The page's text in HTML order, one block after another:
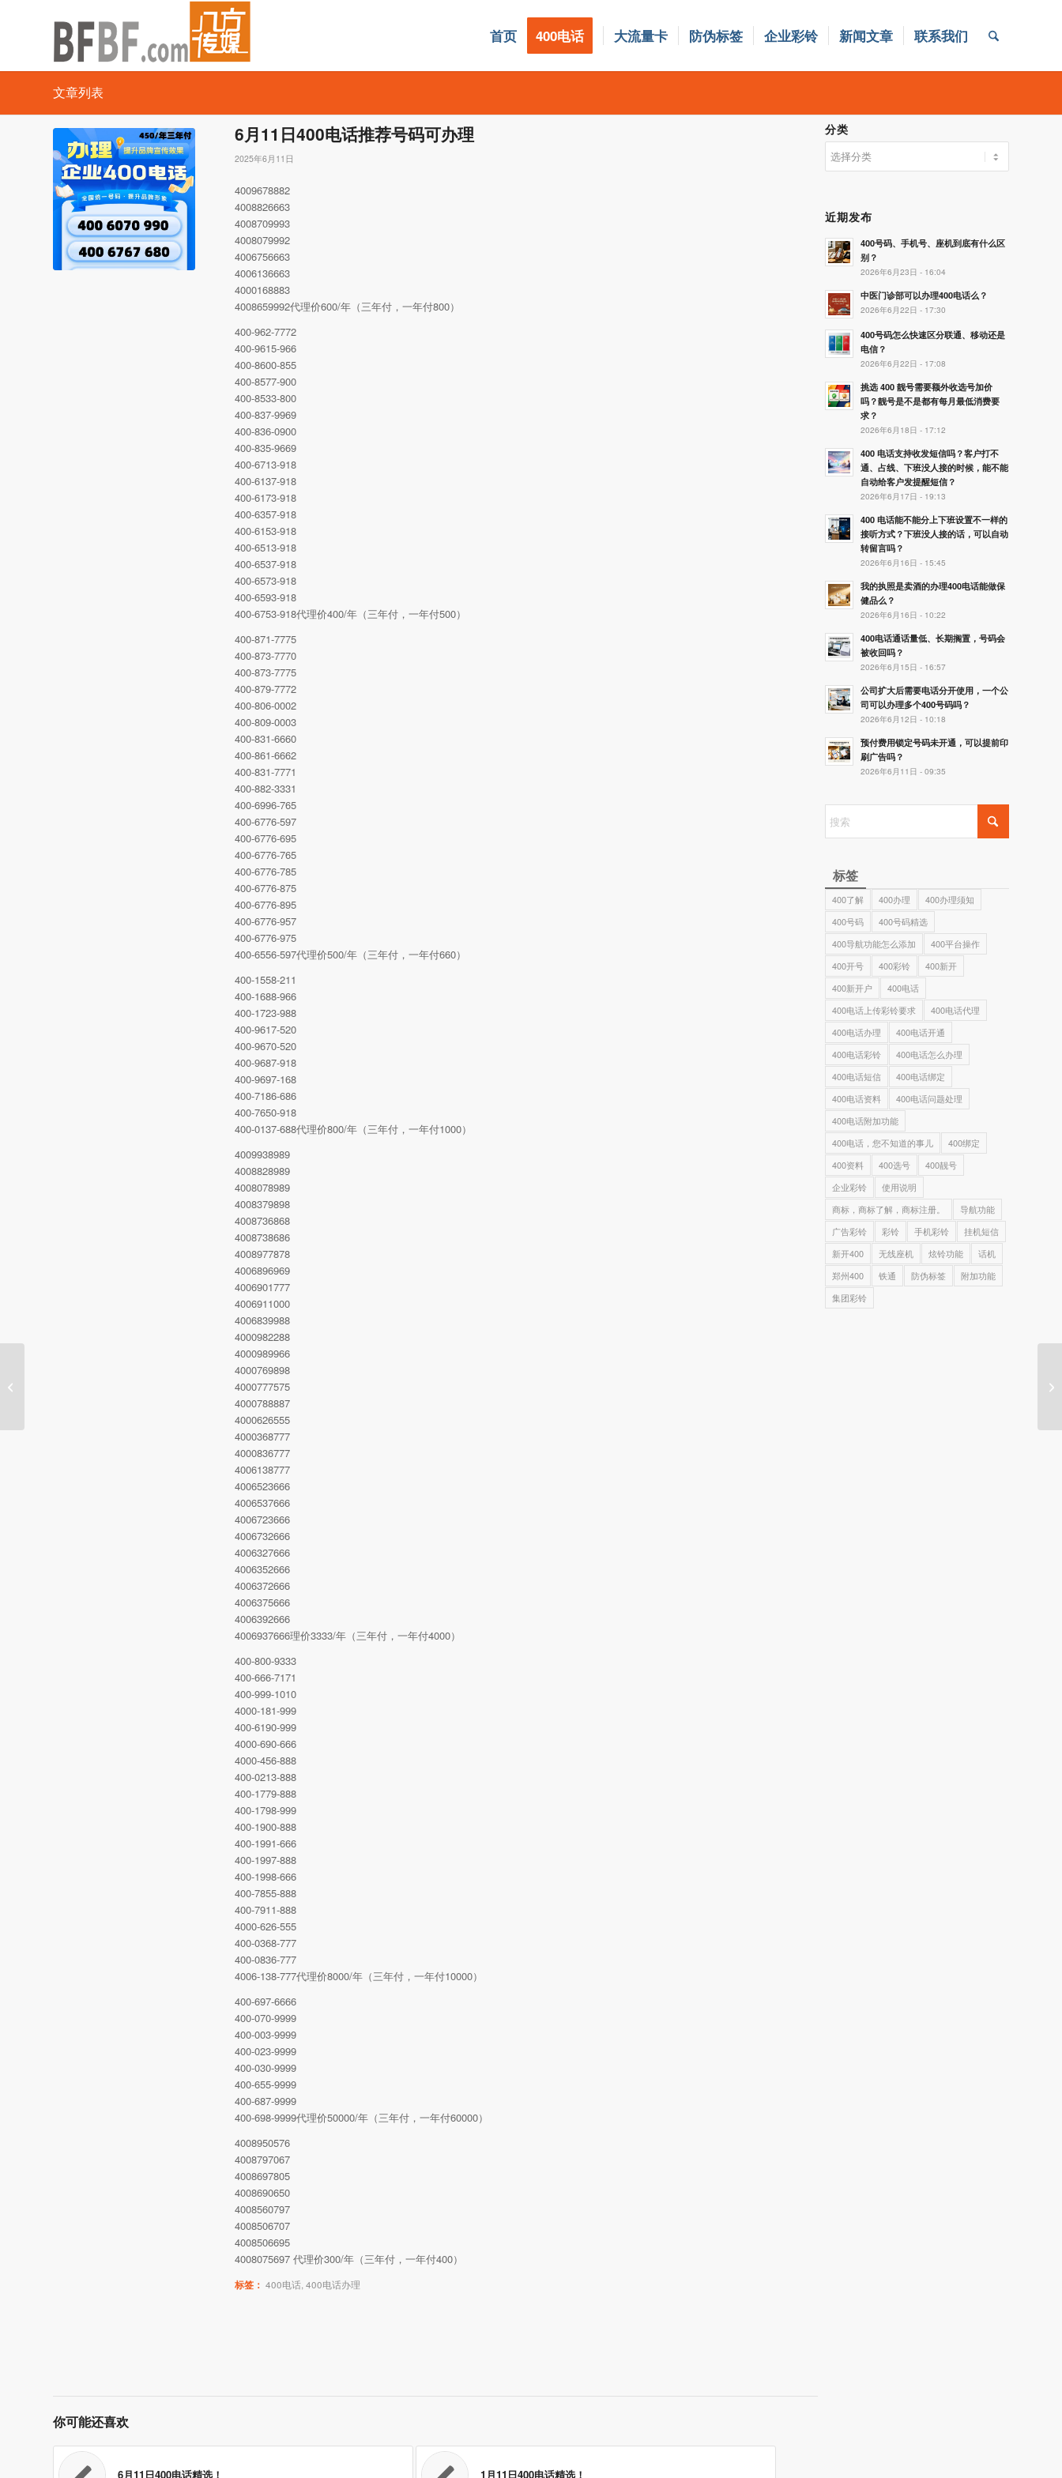
首页 400电话 大流量卡 防伪标签 企业彩铃 新闻文章 联系我们
文章列表
6月11日400电话推荐号码可办理
2025年6月11日
4009678882
4008826663
4008709993
4008079992
4006756663
4006136663
4000168883
4008659992代理价600/年（三年付，一年付800）
400-962-7772
400-9615-966
400-8600-855
400-8577-900
400-8533-800
400-837-9969
400-836-0900
400-835-9669
400-6713-918
400-6137-918
400-6173-918
400-6357-918
400-6153-918
400-6513-918
400-6537-918
400-6573-918
400-6593-918
400-6753-918代理价400/年（三年付，一年付500）
400-871-7775
400-873-7770
400-873-7775
400-879-7772
400-806-0002
400-809-0003
400-831-6660
400-861-6662
400-831-7771
400-882-3331
400-6996-765
400-6776-597
400-6776-695
400-6776-765
400-6776-785
400-6776-875
400-6776-895
400-6776-957
400-6776-975
400-6556-597代理价500/年（三年付，一年付660）
400-1558-211
400-1688-966
400-1723-988
400-9617-520
400-9670-520
400-9687-918
400-9697-168
400-7186-686
400-7650-918
400-0137-688代理价800/年（三年付，一年付1000）
4009938989
4008828989
4008078989
4008379898
4008736868
4008738686
4008977878
4006896969
4006901777
4006911000
4006839988
4000982288
4000989966
4000769898
4000777575
4000788887
4000626555
4000368777
4000836777
4006138777
4006523666
4006537666
4006723666
4006732666
4006327666
4006352666
4006372666
4006375666
4006392666
4006937666理价3333/年（三年付，一年付4000）
400-800-9333
400-666-7171
400-999-1010
4000-181-999
400-6190-999
4000-690-666
4000-456-888
400-0213-888
400-1779-888
400-1798-999
400-1900-888
400-1991-666
400-1997-888
400-1998-666
400-7855-888
400-7911-888
4000-626-555
400-0368-777
400-0836-777
4006-138-777代理价8000/年（三年付，一年付10000）
400-697-6666
400-070-9999
400-003-9999
400-023-9999
400-030-9999
400-655-9999
400-687-9999
400-698-9999代理价50000/年（三年付，一年付60000）
4008950576
4008797067
4008697805
4008690650
4008560797
4008506707
4008506695
4008075697 代理价300/年（三年付，一年付400）
标签： 400电话,400电话办理
你可能还喜欢
6月11日400电话精选！ 1月11日400电话精选！
分类
类
近期发布
400号码、手机号、座机到底有什么区
别？
2026年6月23日 - 16:04
中医门诊部可以办理400电话么？
2026年6月22日 - 17:30
400号码怎么快速区分联通、移动还是
电信？
2026年6月22日 - 17:08
挑选 400 靓号需要额外收选号加价
吗？靓号是不是都有每月最低消费要
求？
2026年6月18日 - 17:12
400 电话支持收发短信吗？客户打不
通、占线、下班没人接的时候，能不能
自动给客户发提醒短信？
2026年6月17日 - 19:13
400 电话能不能分上下班设置不一样的
接听方式？下班没人接的话，可以自动
转留言吗？
2026年6月16日 - 15:45
我的执照是卖酒的办理400电话能做保
健品么？
2026年6月16日 - 10:22
400电话通话量低、长期搁置，号码会
被收回吗？
2026年6月15日 - 16:57
公司扩大后需要电话分开使用，一个公
司可以办理多个400号码吗？
2026年6月12日 - 10:18
预付费用锁定号码未开通，可以提前印
刷广告吗？
2026年6月11日 - 09:35
标签
400了解 400办理
400办理须知
400号码
400号码精选
400导航功能怎么添加
400平台操作
400开号
400彩铃
400新开
400新开户
400电话
400电话上传彩铃要求
400电话代理
400电话办理
400电话开通
400电话彩铃
400电话怎么办理
400电话短信
400电话绑定
400电话资料
400电话问题处理
400电话附加功能
400电话，您不知道的事儿
400绑定
400资料
400选号
400靓号
企业彩铃
使用说明
商标，商标了解，商标注册。
导航功能
广告彩铃
彩铃 手机彩铃
挂机短信
新开400
无线座机 炫铃功能
话机
郑州400
铁通 防伪标签
附加功能
集团彩铃